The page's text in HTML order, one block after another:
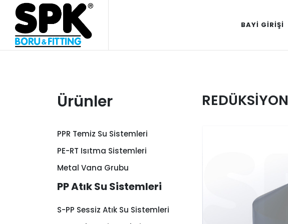
BAYI GIRIŞI
REDÜKSİYON
Ürünler
PPR Temiz Su Sistemleri
PE-RT Isıtma Sistemleri
Metal Vana Grubu
PP Atık Su Sistemleri
S-PP Sessiz Atık Su Sistemleri